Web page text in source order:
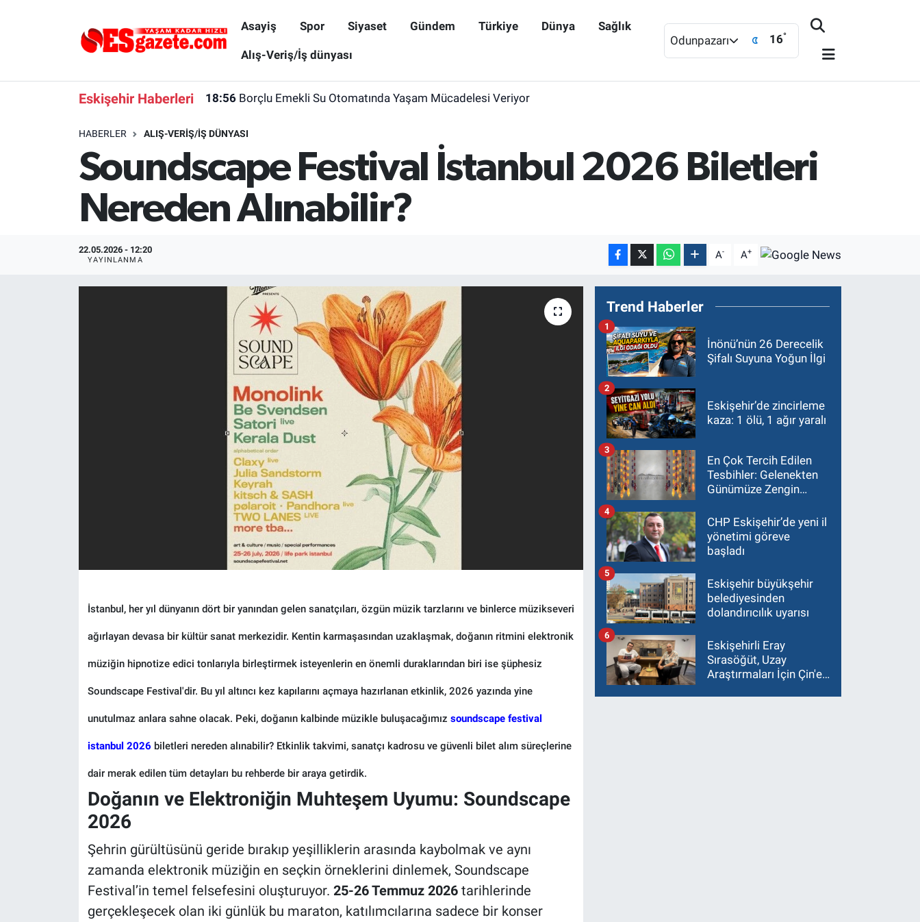
Asayiş Spor Siyaset Gündem Türkiye Dünya Sağlık
Alış-Veriş/İş dünyası
Odunpazarı 16°
Eskişehir Haberleri 18:56 Borçlu Emekli Su Otomatında Yaşam Mücadelesi Veriyor
HABERLER ALIŞ-VERIŞ/İŞ DÜNYASI
Soundscape Festival İstanbul 2026 Biletleri
Nereden Alınabilir?
22.05.2026 - 12:20
YAYINLANMA A- A+
İstanbul, her yıl dünyanın dört bir yanından gelen sanatçıları, özgün müzik tarzlarını ve binlerce müzikseveri
ağırlayan devasa bir kültür sanat merkezidir. Kentin karmaşasından uzaklaşmak, doğanın ritmini elektronik
müziğin hipnotize edici tonlarıyla birleştirmek isteyenlerin en önemli duraklarından biri ise şüphesiz
Soundscape Festival'dir. Bu yıl altıncı kez kapılarını açmaya hazırlanan etkinlik, 2026 yazında yine
unutulmaz anlara sahne olacak. Peki, doğanın kalbinde müzikle buluşacağımız soundscape festival
istanbul 2026 biletleri nereden alınabilir? Etkinlik takvimi, sanatçı kadrosu ve güvenli bilet alım süreçlerine
dair merak edilen tüm detayları bu rehberde bir araya getirdik.
Doğanın ve Elektroniğin Muhteşem Uyumu: Soundscape
2026
Şehrin gürültüsünü geride bırakıp yeşilliklerin arasında kaybolmak ve aynı
zamanda elektronik müziğin en seçkin örneklerini dinlemek, Soundscape
Festival’in temel felsefesini oluşturuyor. 25-26 Temmuz 2026tarihlerinde
gerçekleşecek olan iki günlük bu maraton, katılımcılarına sadece bir konser
Trend Haberler
İnönü’nün 26 Derecelik
Şifalı Suyuna Yoğun İlgi
1
Eskişehir’de zincirleme
kaza: 1 ölü, 1 ağır yaralı
2
En Çok Tercih Edilen
Tesbihler: Gelenekten
Günümüze Zengin
3
CHP Eskişehir’de yeni il
yönetimi göreve
başladı
4
Eskişehir büyükşehir
belediyesinden
dolandırıcılık uyarısı
5
Eskişehirli Eray
Sırasöğüt, Uzay
Araştırmaları İçin Çin'e
6
Gündem
Eskişehirspor Arşivi
Eskişehir Arşivi
Bilim ve Teknoloji
Eskişehir Nöbetçi Eczaneler
Süper Lig Puan Durumu ve Fikstür
Tüm Manşetler
Haber Arşivi